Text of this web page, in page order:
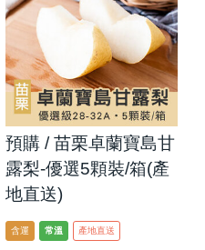
預購 / 苗栗卓蘭寶島甘
露梨-優選5顆裝/箱(產
地直送)
含運 常溫 產地直送